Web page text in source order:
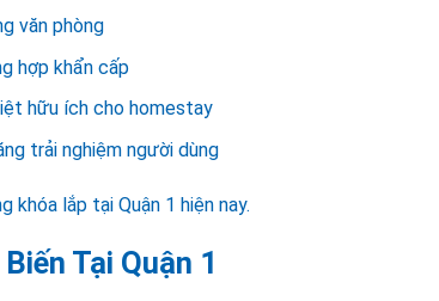
văn phòng
hợp khẩn cấp
hữu ích cho homestay
trải nghiệm người dùng
khóa lắp tại Quận 1 hiện nay.
Tại Quận 1